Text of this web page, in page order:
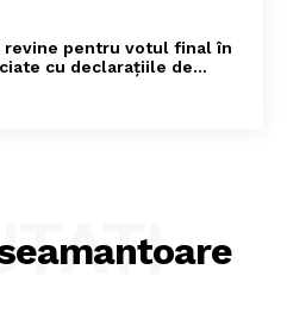
revine pentru votul final în
cu declarațiile de…